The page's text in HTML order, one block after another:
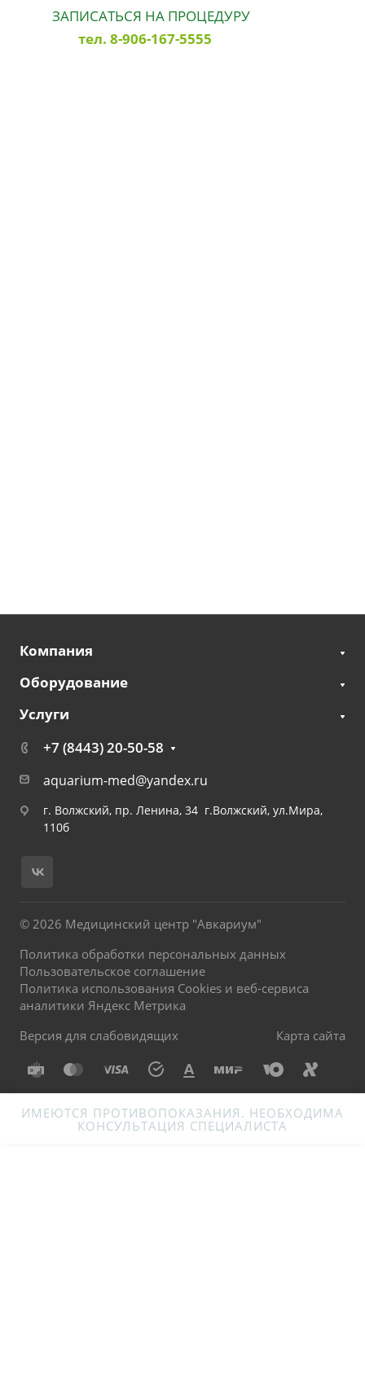
ЗАПИСАТЬСЯ НА ПРОЦЕДУРУ
тел. 8-906-167-5555
Компания
Оборудование
Услуги
+7 (8443) 20-50-58
aquarium-med@yandex.ru
г. Волжский, пр. Ленина, 34 г.Волжский, ул.Мира,
110б
© 2026 Медицинский центр "Авкариум"
Политика обработки персональных данных
Пользовательское соглашение
Политика использования Cookies и веб-сервиса
аналитики Яндекс Метрика
Версия для слабовидящих
Карта сайта
ИМЕЮТСЯ ПРОТИВОПОКАЗАНИЯ. НЕОБХОДИМА
КОНСУЛЬТАЦИЯ СПЕЦИАЛИСТА